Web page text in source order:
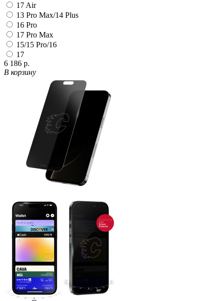
17 Air
13 Pro Max/14 Plus
16 Pro
17 Pro Max
15/15 Pro/16
17
6 186 р.
В корзину